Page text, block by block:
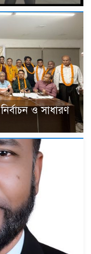
ও সাধারণ